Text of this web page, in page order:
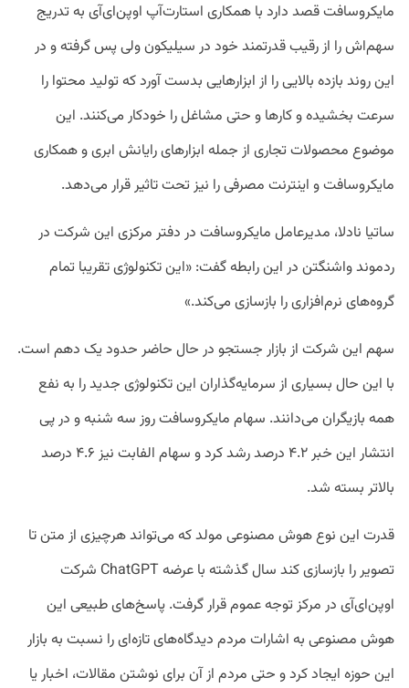
مایکروسافت قصد دارد با همکاری استارت‌آپ اوپن‌ای‌آی به تدریج
سهم‌اش را از رقیب قدرتمند خود در سیلیکون ولی پس گرفته و در
این روند بازده بالایی را از ابزارهایی بدست آورد که تولید محتوا را
سرعت بخشیده و کارها و حتی مشاغل را خودکار می‌کنند. این
موضوع محصولات تجاری از جمله ابزارهای رایانش ابری و همکاری
مایکروسافت و اینترنت مصرفی را نیز تحت تاثیر قرار می‌دهد.
ساتیا نادلا، مدیرعامل مایکروسافت در دفتر مرکزی این شرکت در
ردموند واشنگتن در این رابطه گفت: «این تکنولوژی تقریبا تمام
گروه‌های نرم‌افزاری را بازسازی می‌کند.»
سهم این شرکت از بازار جستجو در حال حاضر حدود یک دهم است.
با این حال بسیاری از سرمایه‌گذاران این تکنولوژی جدید را به نفع
همه بازیگران می‌دانند. سهام مایکروسافت روز سه شنبه و در پی
انتشار این خبر ۴.۲ درصد رشد کرد و سهام الفابت نیز ۴.۶ درصد
بالاتر بسته شد.
قدرت این نوع هوش مصنوعی مولد که می‌تواند هرچیزی از متن تا
تصویر را بازسازی کند سال گذشته با عرضه ChatGPT شرکت
اوپن‌ای‌آی در مرکز توجه عموم قرار گرفت. پاسخ‌های طبیعی این
هوش مصنوعی به اشارات مردم دیدگاه‌های تازه‌ای را نسبت به بازار
این حوزه ایجاد کرد و حتی مردم از آن برای نوشتن مقالات، اخبار یا